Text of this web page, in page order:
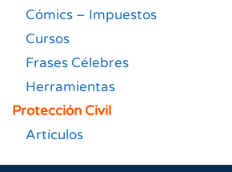
Cómics – Impuestos
Cursos
Frases Célebres
Herramientas
Protección Civil
Artículos